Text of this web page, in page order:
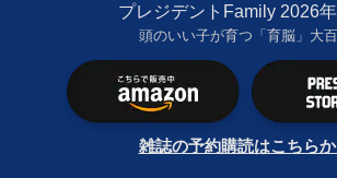
プレジデントFamily 2026
頭のいい子が育つ「育脳」大
雑誌の予約購読はこちら